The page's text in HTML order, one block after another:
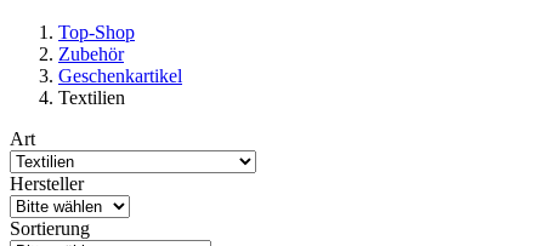
Top-Shop
Zubehör
Geschenkartikel
Textilien
Art
Hersteller
Sortierung